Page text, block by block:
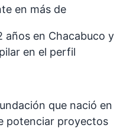
en más de
años en Chacabuco y
en el perfil
que nació en
potenciar proyectos